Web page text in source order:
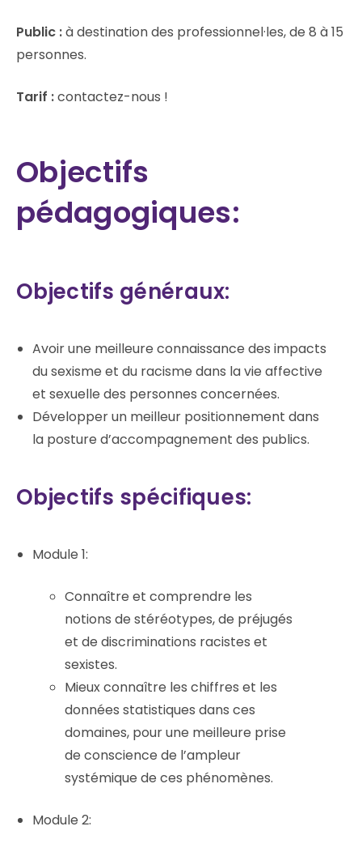
Public :à destination des professionnel·les, de 8 à 15
personnes.
Tarif :contactez-nous !
Objectifs
pédagogiques:
Objectifs généraux:
Avoir une meilleure connaissance des impacts
du sexisme et du racisme dans la vie affective
et sexuelle des personnes concernées.
Développer un meilleur positionnement dans
la posture d’accompagnement des publics.
Objectifs spécifiques:
Module 1:
Connaître et comprendre les
notions de stéréotypes, de préjugés
et de discriminations racistes et
sexistes.
Mieux connaître les chiffres et les
données statistiques dans ces
domaines, pour une meilleure prise
de conscience de l’ampleur
systémique de ces phénomènes.
Module 2: